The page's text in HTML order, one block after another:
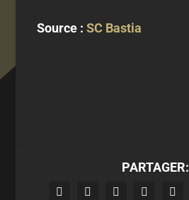
Source :SC Bastia
PARTAGER: